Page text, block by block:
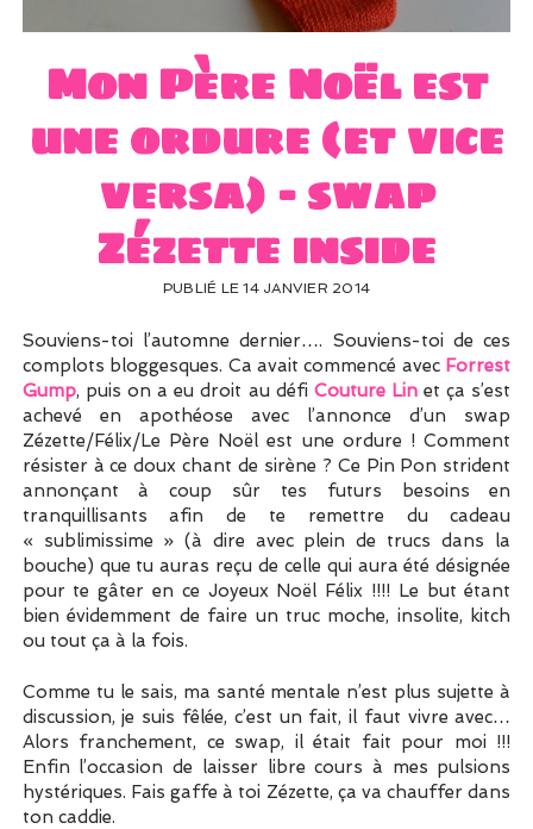
UN PEU DE DÉCO ?
UN SOUPÇON DE BRODERIE
Mon Père Noël est
une ordure (et vice
versa) – swap
Zézette inside
PUBLIÉ LE 14 JANVIER 2014
Souviens-toi l’automne dernier…. Souviens-toi de ces
complots bloggesques. Ca avait commencé avec Forrest
Gump, puis on a eu droit au défi Couture Linet ça s’est
achevé en apothéose avec l’annonce d’un swap
Zézette/Félix/Le Père Noël est une ordure ! Comment
résister à ce doux chant de sirène ? Ce Pin Pon strident
annonçant à coup sûr tes futurs besoins en
tranquillisants afin de te remettre du cadeau
« sublimissime » (à dire avec plein de trucs dans la
bouche) que tu auras reçu de celle qui aura été désignée
pour te gâter en ce Joyeux Noël Félix !!!! Le but étant
bien évidemment de faire un truc moche, insolite, kitch
ou tout ça à la fois.
Comme tu le sais, ma santé mentale n’est plus sujette à
discussion, je suis fêlée, c’est un fait, il faut vivre avec…
Alors franchement, ce swap, il était fait pour moi !!!
Enfin l’occasion de laisser libre cours à mes pulsions
hystériques. Fais gaffe à toi Zézette, ça va chauffer dans
ton caddie.